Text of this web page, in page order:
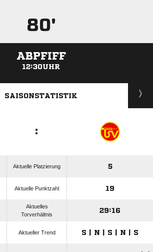
80'
ABPFIFF
12:30UHR
ANZEIGE
SAISONSTATISTIK
:
Aktuelle Platzierung 5
Aktuelle Punktzahl 19
Aktuelles
Torverhältnis
29:16
Aktueller Trend S | N | S | N | S